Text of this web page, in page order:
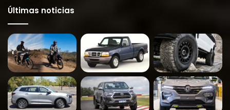
Últimas noticias